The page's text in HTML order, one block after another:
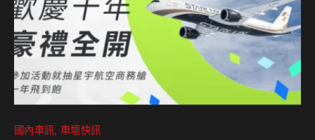
國內車訊 車壇快訊